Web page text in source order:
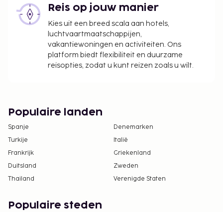
Reis op jouw manier
Kies uit een breed scala aan hotels,
luchtvaartmaatschappijen,
vakantiewoningen en activiteiten. Ons
platform biedt flexibiliteit en duurzame
reisopties, zodat u kunt reizen zoals u wilt.
Populaire landen
Spanje
Denemarken
Turkije
Italië
Frankrijk
Griekenland
Duitsland
Zweden
Thailand
Verenigde Staten
Populaire steden